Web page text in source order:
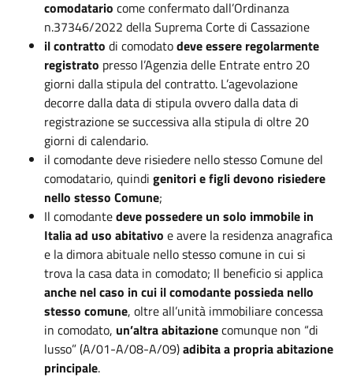
comodatario come confermato dall’Ordinanza
n.37346/2022 della Suprema Corte di Cassazione
il contratto di comodatodeve essere regolarmente
registrato presso l’Agenzia delle Entrate entro 20
giorni dalla stipula del contratto. L’agevolazione
decorre dalla data di stipula ovvero dalla data di
registrazione se successiva alla stipula di oltre 20
giorni di calendario.
il comodante deve risiedere nello stesso Comune del
comodatario, quindi genitori e figli devono risiedere
nello stesso Comune;
Il comodantedeve possedere un solo immobile in
Italia ad uso abitativo e avere la residenza anagrafica
e la dimora abituale nello stesso comune in cui si
trova la casa data in comodato; Il beneficio si applica
anche nel caso in cui il comodante possieda nello
stesso comune, oltre all’unità immobiliare concessa
in comodato, un’altra abitazionecomunque non “di
lusso” (A/01-A/08-A/09)adibita a propria abitazione
principale.